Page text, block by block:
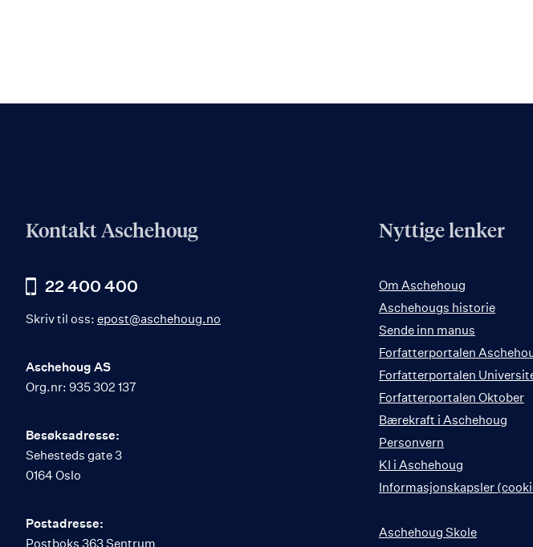
Kontakt Aschehoug
22 400 400
Skriv til oss: epost@aschehoug.no
Aschehoug AS
Org.nr: 935 302 137
Besøksadresse:
Sehesteds gate 3
0164 Oslo
Postadresse:
Postboks 363 Sentrum
Nyttige lenker
Om Aschehoug
Aschehougs historie
Sende inn manus
Forfatterportalen
Forfatterportalen
Forfatterportalen Oktober
Bærekraft i Aschehoug
Personvern
KI i Aschehoug
Informasjonskapsler
Aschehoug Skole